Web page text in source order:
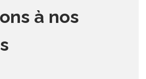
à nos